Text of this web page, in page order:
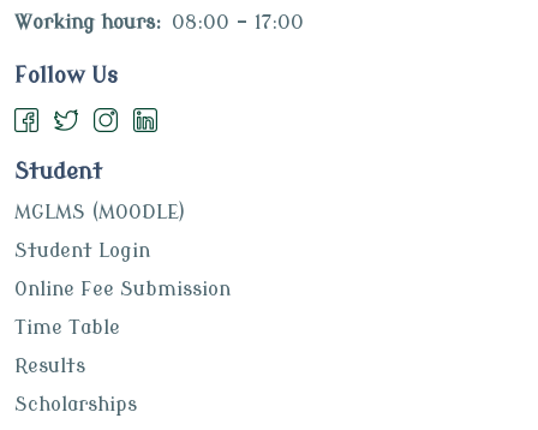
Working hours: 08:00 - 17:00
Follow Us
Student
MGLMS (MOODLE)
Student Login
Online Fee Submission
Time Table
Results
Scholarships